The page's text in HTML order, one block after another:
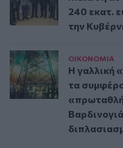
240 εκατ.
την
ΟΙΚΟΝΟΜΙΑ
Η γαλλική
τα